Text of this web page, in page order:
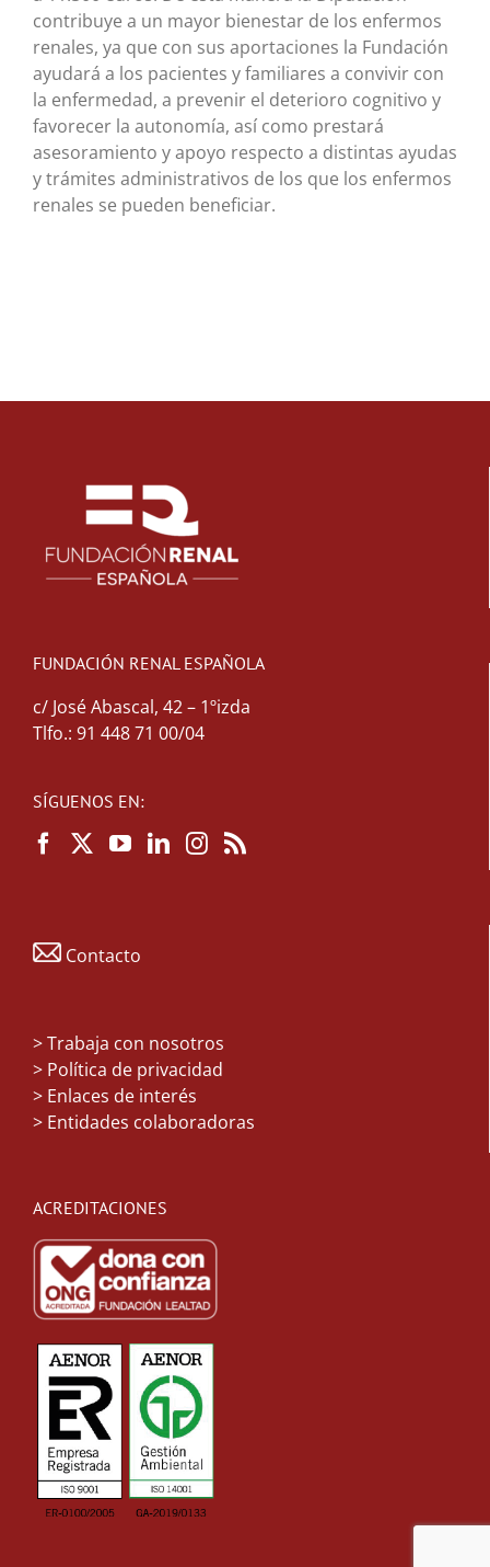
contribuye a un mayor bienestar de los enfermos
renales, ya que con sus aportaciones la Fundación
ayudará a los pacientes y familiares a convivir con
la enfermedad, a prevenir el deterioro cognitivo y
favorecer la autonomía, así como prestará
asesoramiento y apoyo respecto a distintas ayudas
y trámites administrativos de los que los enfermos
renales se pueden beneficiar.
FUNDACIÓN RENAL ESPAÑOLA
c/ José Abascal, 42 – 1ºizda
Tlfo.: 91 448 71 00/04
SÍGUENOS EN:
Contacto
>Trabaja con nosotros
> Política de privacidad
> Enlaces de interés
> Entidades colaboradoras
ACREDITACIONES